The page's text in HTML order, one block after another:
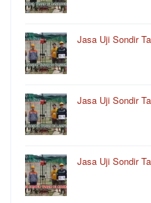
Jasa Uji Sondir
Jasa Uji Sondir
Jasa Uji Sondir